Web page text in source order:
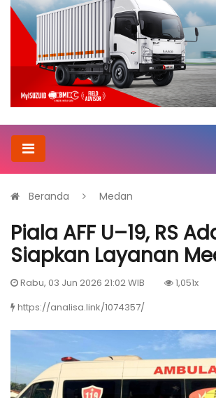
Beranda Medan
Piala AFF U–19, RS
Siapkan Layanan
Rabu, 03 Jun 2026 21:02 WIB
1,051x
https://analisa.link/1074357/